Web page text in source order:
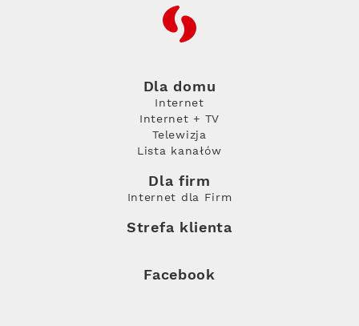
RFC
Dla domu
Internet
Internet + TV
Telewizja
Lista kanałów
Dla firm
Internet dla Firm
Strefa klienta
Facebook